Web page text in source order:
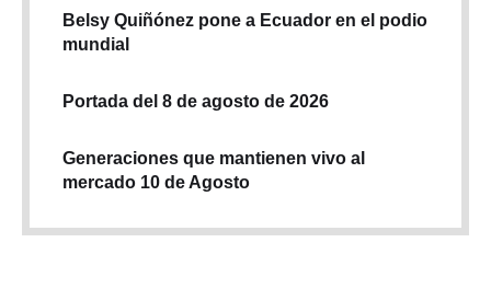
Belsy Quiñónez pone a Ecuador en el podio
mundial
Portada del 8 de agosto de 2026
Generaciones que mantienen vivo al
mercado 10 de Agosto